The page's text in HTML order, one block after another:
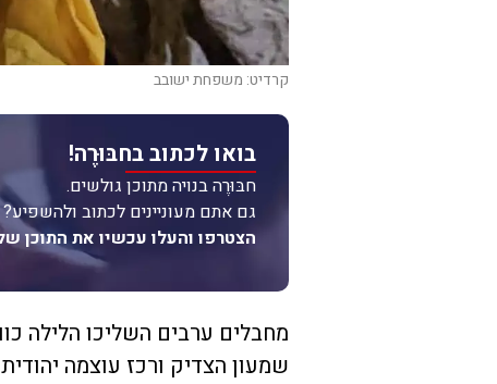
קרדיט: משפחת ישובב
בואו לכתוב בחבּוּרֶה!
חבּוּרֶה בנויה מתוכן גולשים.
גם אתם מעוניינים לכתוב ולהשפיע?
הצטרפו והעלו עכשיו את התוכן
מחבלים ערבים השליכו הלילה
שמעון הצדיק ורכז עוצמה